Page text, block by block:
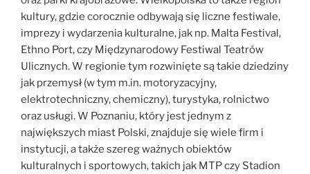
kultury, gdzie corocznie odbywają się liczne festiwale,
imprezy i wydarzenia kulturalne, jak np. Malta Festival,
Ethno Port, czy Międzynarodowy Festiwal Teatrów
Ulicznych. W regionie tym rozwinięte są takie dziedziny
jak przemysł (w tym m.in. motoryzacyjny,
elektrotechniczny, chemiczny), turystyka, rolnictwo
oraz usługi. W Poznaniu, który jest jednym z
największych miast Polski, znajduje się wiele firm i
instytucji, a także szereg ważnych obiektów
kulturalnych i sportowych, takich jak MTP czy Stadion